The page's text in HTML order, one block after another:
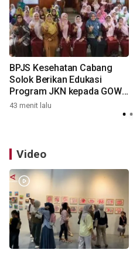
BPJS Kesehatan Cabang
Solok Berikan Edukasi
Program JKN kepada GOW
Kota Solok
43 menit lalu
Video